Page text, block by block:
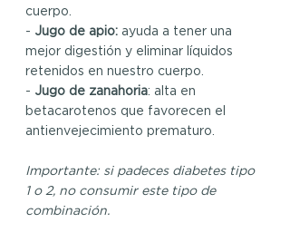
cuerpo.
- Jugo de apio: ayuda a tener una
mejor digestión y eliminar líquidos
retenidos en nuestro cuerpo.
- Jugo de zanahoria: alta en
betacarotenos que favorecen el
antienvejecimiento prematuro.
Importante: si padeces diabetes tipo
1 o 2, no consumir este tipo de
combinación.